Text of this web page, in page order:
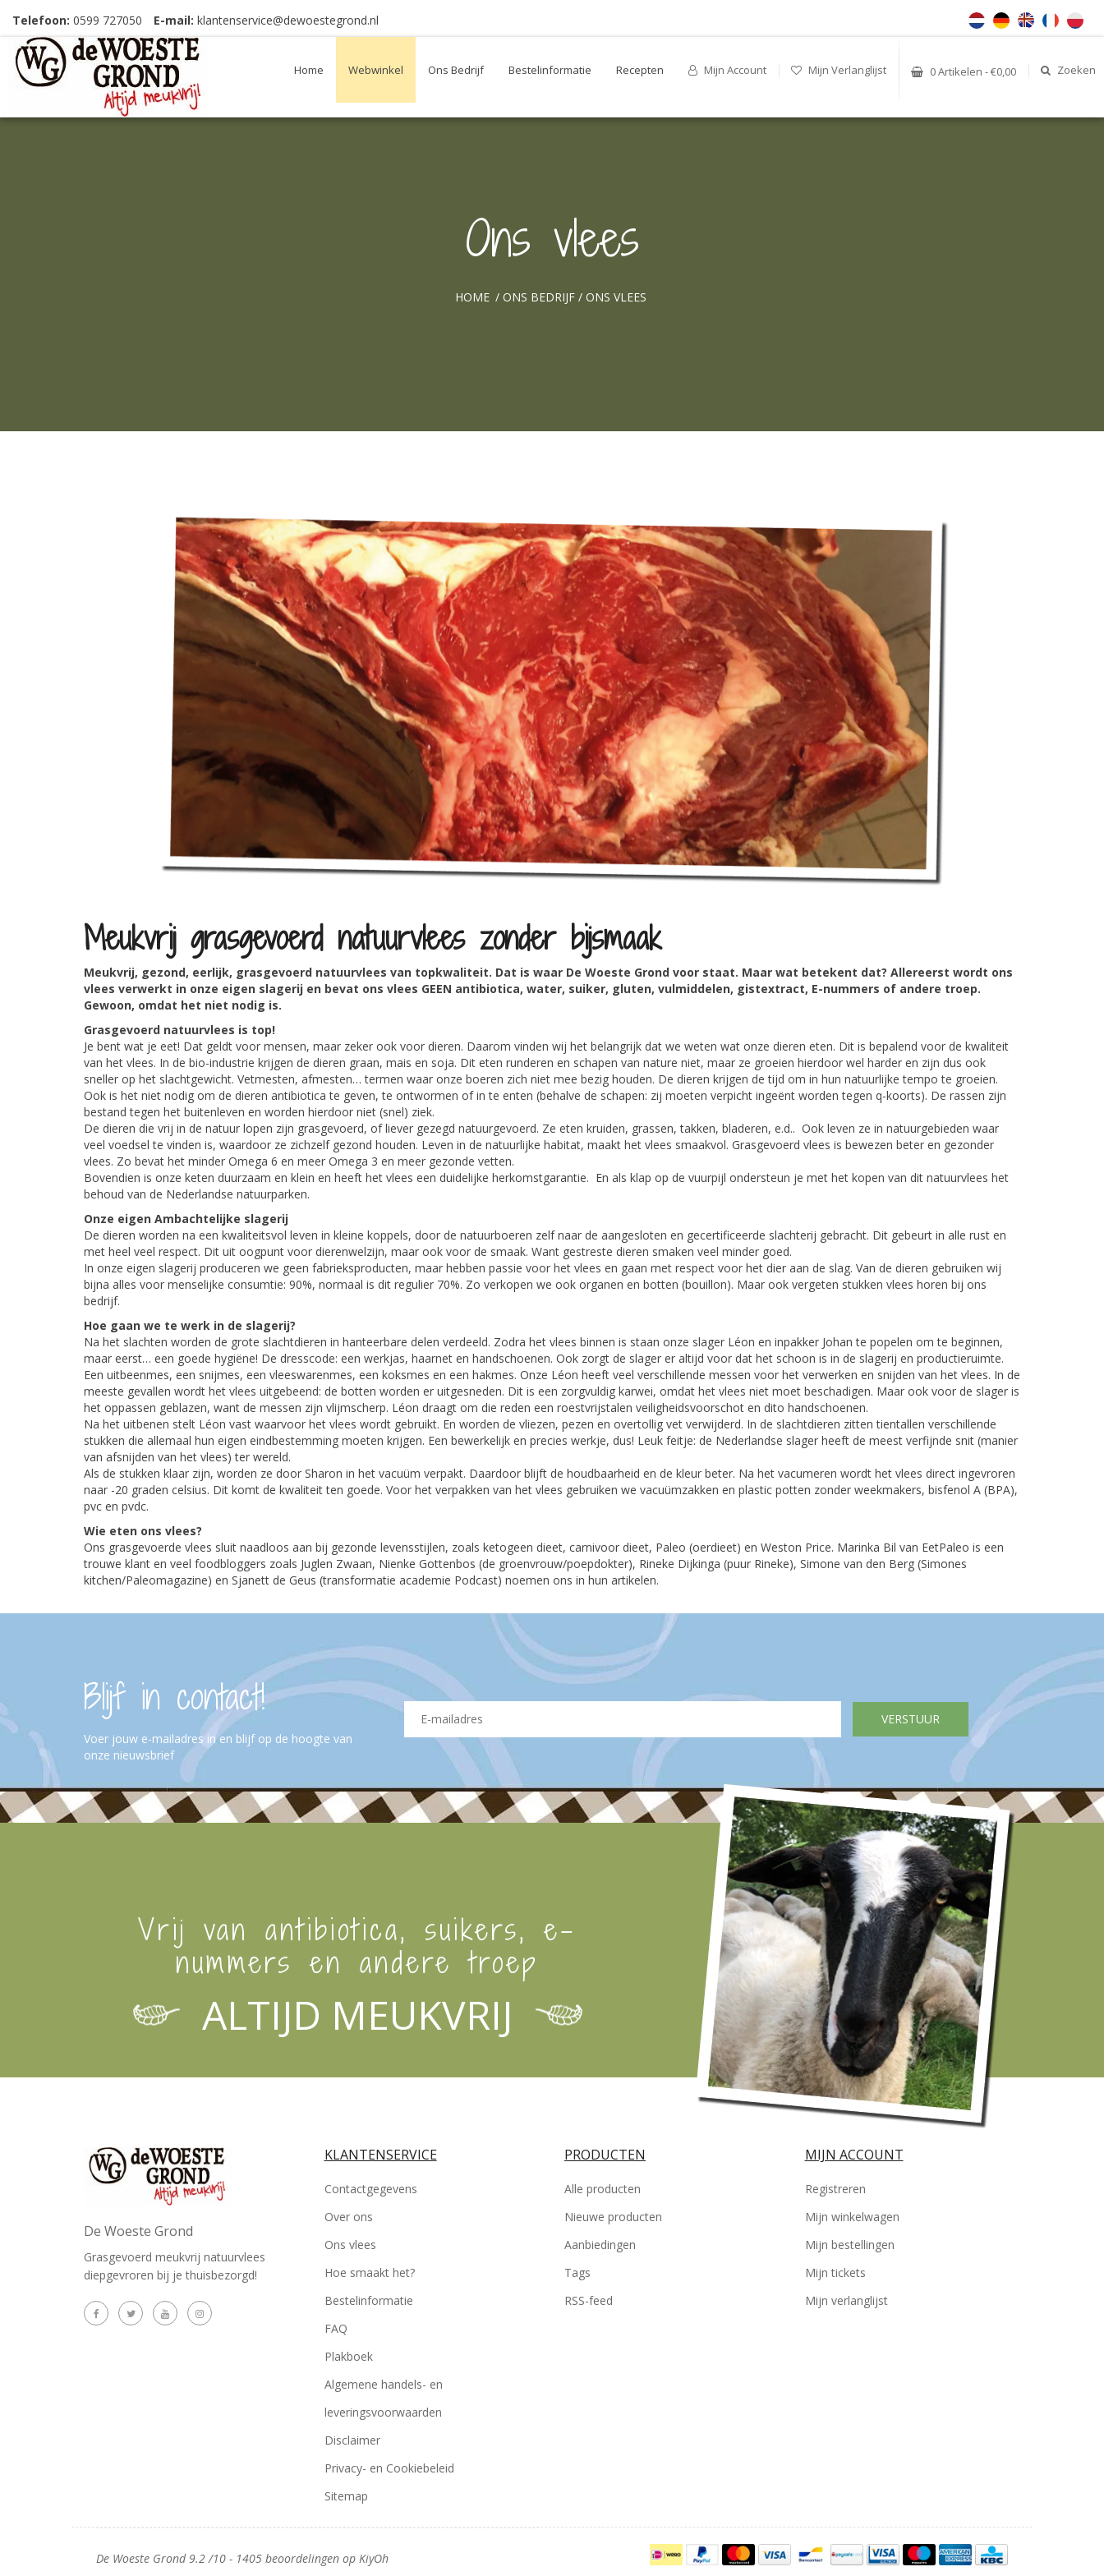
Telefoon: 0599 727050 E-mail: klantenservice@dewoestegrond.nl
Mijn Account Mijn Verlanglijst 0 Artikelen - €0,00 Zoeken
Home Webwinkel Ons Bedrijf Bestelinformatie Recepten
Ons vlees
HOME / ONS BEDRIJF / ONS VLEES
Meukvrij grasgevoerd natuurvlees zonder bijsmaak
Meukvrij, gezond, eerlijk, grasgevoerd natuurvlees van topkwaliteit. Dat is waar De Woeste Grond voor staat. Maar wat betekent dat? Allereerst wordt ons
vlees verwerkt in onze eigen slagerij en bevat ons vlees GEEN antibiotica, water, suiker, gluten, vulmiddelen, gistextract, E-nummers of andere troep.
Gewoon, omdat het niet nodig is.
Grasgevoerd natuurvlees is top!
Je bent wat je eet! Dat geldt voor mensen, maar zeker ook voor dieren. Daarom vinden wij het belangrijk dat we weten wat onze dieren eten. Dit is bepalend voor de kwaliteit
van het vlees. In de bio-industrie krijgen de dieren graan, mais en soja. Dit eten runderen en schapen van nature niet, maar ze groeien hierdoor wel harder en zijn dus ook
sneller op het slachtgewicht. Vetmesten, afmesten… termen waar onze boeren zich niet mee bezig houden. De dieren krijgen de tijd om in hun natuurlijke tempo te groeien.
Ook is het niet nodig om de dieren antibiotica te geven, te ontwormen of in te enten (behalve de schapen: zij moeten verpicht ingeënt worden tegen q-koorts). De rassen zijn
bestand tegen het buitenleven en worden hierdoor niet (snel) ziek.
De dieren die vrij in de natuur lopen zijn grasgevoerd, of liever gezegd natuurgevoerd. Ze eten kruiden, grassen, takken, bladeren, e.d.. Ook leven ze in natuurgebieden waar
veel voedsel te vinden is, waardoor ze zichzelf gezond houden. Leven in de natuurlijke habitat, maakt het vlees smaakvol. Grasgevoerd vlees is bewezen beter en gezonder
vlees. Zo bevat het minder Omega 6 en meer Omega 3 en meer gezonde vetten.
Bovendien is onze keten duurzaam en klein en heeft het vlees een duidelijke herkomstgarantie. En als klap op de vuurpijl ondersteun je met het kopen van dit natuurvlees het
behoud van de Nederlandse natuurparken.
Onze eigen Ambachtelijke slagerij
De dieren worden na een kwaliteitsvol leven in kleine koppels, door de natuurboeren zelf naar de aangesloten en gecertificeerde slachterij gebracht. Dit gebeurt in alle rust en
met heel veel respect. Dit uit oogpunt voor dierenwelzijn, maar ook voor de smaak. Want gestreste dieren smaken veel minder goed.
In onze eigen slagerij produceren we geen fabrieksproducten, maar hebben passie voor het vlees en gaan met respect voor het dier aan de slag. Van de dieren gebruiken wij
bijna alles voor menselijke consumtie: 90%, normaal is dit regulier 70%. Zo verkopen we ook organen en botten (bouillon). Maar ook vergeten stukken vlees horen bij ons
bedrijf.
Hoe gaan we te werk in de slagerij?
Na het slachten worden de grote slachtdieren in hanteerbare delen verdeeld. Zodra het vlees binnen is staan onze slager Léon en inpakker Johan te popelen om te beginnen,
maar eerst… een goede hygiëne! De dresscode: een werkjas, haarnet en handschoenen. Ook zorgt de slager er altijd voor dat het schoon is in de slagerij en productieruimte.
Een uitbeenmes, een snijmes, een vleeswarenmes, een koksmes en een hakmes. Onze Léon heeft veel verschillende messen voor het verwerken en snijden van het vlees. In de
meeste gevallen wordt het vlees uitgebeend: de botten worden er uitgesneden. Dit is een zorgvuldig karwei, omdat het vlees niet moet beschadigen. Maar ook voor de slager is
het oppassen geblazen, want de messen zijn vlijmscherp. Léon draagt om die reden een roestvrijstalen veiligheidsvoorschot en dito handschoenen.
Na het uitbenen stelt Léon vast waarvoor het vlees wordt gebruikt. En worden de vliezen, pezen en overtollig vet verwijderd. In de slachtdieren zitten tientallen verschillende
stukken die allemaal hun eigen eindbestemming moeten krijgen. Een bewerkelijk en precies werkje, dus! Leuk feitje: de Nederlandse slager heeft de meest verfijnde snit (manier
van afsnijden van het vlees) ter wereld.
Als de stukken klaar zijn, worden ze door Sharon in het vacuüm verpakt. Daardoor blijft de houdbaarheid en de kleur beter. Na het vacumeren wordt het vlees direct ingevroren
naar -20 graden celsius. Dit komt de kwaliteit ten goede. Voor het verpakken van het vlees gebruiken we vacuümzakken en plastic potten zonder weekmakers, bisfenol A (BPA),
pvc en pvdc.
Wie eten ons vlees?
Ons grasgevoerde vlees sluit naadloos aan bij gezonde levensstijlen, zoals ketogeen dieet, carnivoor dieet, Paleo (oerdieet) en Weston Price. Marinka Bil van EetPaleo is een
trouwe klant en veel foodbloggers zoals Juglen Zwaan, Nienke Gottenbos (de groenvrouw/poepdokter), Rineke Dijkinga (puur Rineke), Simone van den Berg (Simones
kitchen/Paleomagazine) en Sjanett de Geus (transformatie academie Podcast) noemen ons in hun artikelen.
Blijf in contact!
Voer jouw e-mailadres in en blijf op de hoogte van
onze nieuwsbrief
Vrij van antibiotica, suikers, e-
nummers en andere troep
ALTIJD MEUKVRIJ
De Woeste Grond
Grasgevoerd meukvrij natuurvlees
diepgevroren bij je thuisbezorgd!
KLANTENSERVICE
Contactgegevens
Over ons
Ons vlees
Hoe smaakt het?
Bestelinformatie
FAQ
Plakboek
Algemene handels- en
leveringsvoorwaarden
Disclaimer
Privacy- en Cookiebeleid
Sitemap
PRODUCTEN
Alle producten
Nieuwe producten
Aanbiedingen
Tags
RSS-feed
MIJN ACCOUNT
Registreren
Mijn winkelwagen
Mijn bestellingen
Mijn tickets
Mijn verlanglijst
De Woeste Grond9.2/10 - 1405 beoordelingen op KiyOh